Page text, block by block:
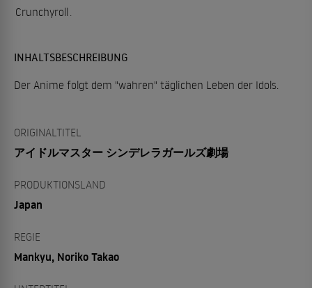
Crunchyroll
INHALTSBESCHREIBUNG
Der Anime folgt dem "wahren" täglichen Leben der Idols.
ORIGINALTITEL
アイドルマスター シンデレラガールズ劇場
PRODUKTIONSLAND
Japan
REGIE
Mankyu, Noriko Takao